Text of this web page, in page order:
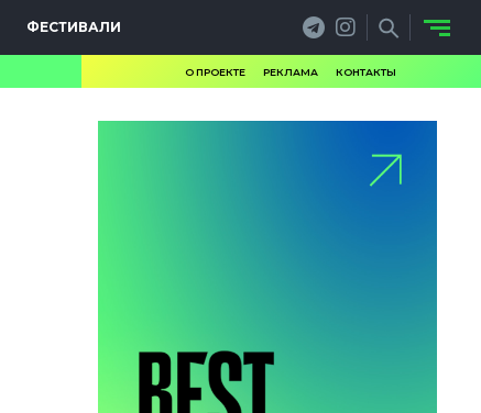
ФЕСТИВАЛИ
О ПРОЕКТЕ РЕКЛАМА КОНТАКТЫ